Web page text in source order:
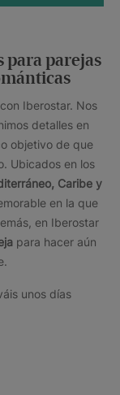
para parejas
con Iberostar. Nos
detalles en
objetivo de que
Ubicados en los
Caribe y
en la que
en Iberostar
para hacer aún
unos días